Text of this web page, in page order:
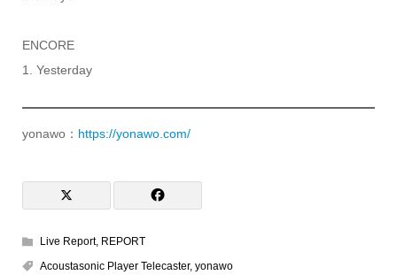
ENCORE
1. Yesterday
yonawo： https://yonawo.com/
Live Report, REPORT
Acoustasonic Player Telecaster, yonawo